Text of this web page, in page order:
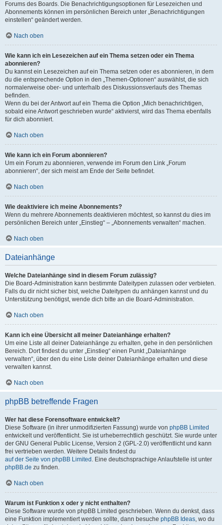
Forums des Boards. Die Benachrichtigungsoptionen für Lesezeichen und
Abonnements können im persönlichen Bereich unter „Benachrichtigungen
einstellen“ geändert werden.
Nach oben
Wie kann ich ein Lesezeichen auf ein Thema setzen oder ein Thema
abonnieren?
Du kannst ein Lesezeichen auf ein Thema setzen oder es abonnieren, in dem
du die entsprechende Option in den „Themen-Optionen“ auswählst, die sich
normalerweise ober- und unterhalb des Diskussionsverlaufs des Themas
befinden.
Wenn du bei der Antwort auf ein Thema die Option „Mich benachrichtigen,
sobald eine Antwort geschrieben wurde“ aktivierst, wird das Thema ebenfalls
für dich abonniert.
Nach oben
Wie kann ich ein Forum abonnieren?
Um ein Forum zu abonnieren, verwende im Forum den Link „Forum
abonnieren“, der sich meist am Ende der Seite befindet.
Nach oben
Wie deaktiviere ich meine Abonnements?
Wenn du mehrere Abonnements deaktivieren möchtest, so kannst du dies im
persönlichen Bereich unter „Einstieg“ – „Abonnements verwalten“ machen.
Nach oben
Dateianhänge
Welche Dateianhänge sind in diesem Forum zulässig?
Die Board-Administration kann bestimmte Dateitypen zulassen oder verbieten.
Falls du dir nicht sicher bist, welche Dateitypen du anhängen kannst und du
Unterstützung benötigst, wende dich bitte an die Board-Administration.
Nach oben
Kann ich eine Übersicht all meiner Dateianhänge erhalten?
Um eine Liste all deiner Dateianhänge zu erhalten, gehe in den persönlichen
Bereich. Dort findest du unter „Einstieg“ einen Punkt „Dateianhänge
verwalten“, über den du eine Liste deiner Dateianhänge erhalten und diese
verwalten kannst.
Nach oben
phpBB betreffende Fragen
Wer hat diese Forensoftware entwickelt?
Diese Software (in ihrer unmodifizierten Fassung) wurde von phpBB Limited
entwickelt und veröffentlicht. Sie ist urheberrechtlich geschützt. Sie wurde unter
der GNU General Public License, Version 2 (GPL-2.0) veröffentlicht und kann
frei vertrieben werden. Weitere Details findest du
auf der Seite von phpBB Limited . Eine deutschsprachige Anlaufstelle ist unter
phpBB.de zu finden.
Nach oben
Warum ist Funktion x oder y nicht enthalten?
Diese Software wurde von phpBB Limited geschrieben. Wenn du denkst, dass
eine Funktion implementiert werden sollte, dann besuche phpBB Ideas, wo du